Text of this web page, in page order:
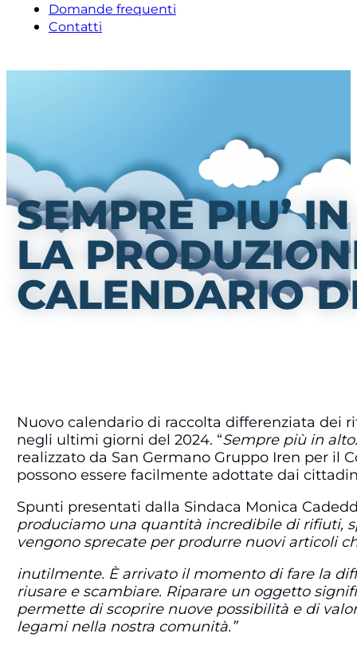
Domande frequenti
Contatti
SEMPRE PIU’
LA
CALENDARIO
Nuovo calendario di raccolta differenziata dei
negli ultimi giorni del 2024. “Sempre più in
realizzato da San Germano Gruppo Iren per il
possono essere facilmente adottate dai
Spunti presentati dalla Sindaca Monica
produciamo una quantità incredibile di rifiuti,
vengono sprecate per produrre nuovi articoli
inutilmente. È arrivato il momento di fare la
riusare e scambiare. Riparare un oggetto
permette di scoprire nuove possibilità e di
legami nella nostra comunità.”